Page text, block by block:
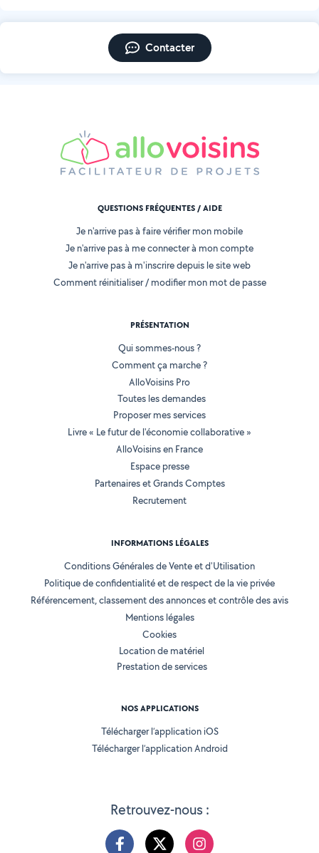
Contacter
Retrouvez-nous :
QUESTIONS FRÉQUENTES / AIDE
Je n'arrive pas à faire vérifier mon mobile
Je n'arrive pas à me connecter à mon compte
Je n'arrive pas à m'inscrire depuis le site web
Comment réinitialiser / modifier mon mot de passe
PRÉSENTATION
Qui sommes-nous ?
Comment ça marche ?
AlloVoisins Pro
Toutes les demandes
Proposer mes services
Livre « Le futur de l'économie collaborative »
AlloVoisins en France
Espace presse
Partenaires et Grands Comptes
Recrutement
INFORMATIONS LÉGALES
Conditions Générales de Vente et d'Utilisation
Politique de confidentialité et de respect de la vie privée
Référencement, classement des annonces et contrôle des avis
Mentions légales
Cookies
Location de matériel
Prestation de services
NOS APPLICATIONS
Télécharger l’application iOS
Télécharger l’application Android